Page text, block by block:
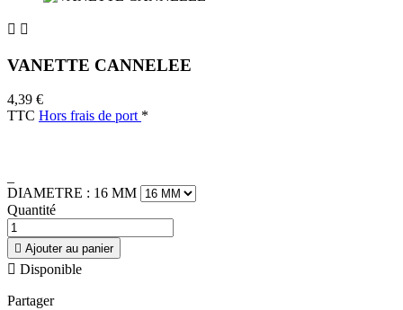
 
VANETTE CANNELEE
4,39 €
TTC Hors frais de port *
DIAMETRE : 16 MM
Quantité
 Ajouter au panier
 Disponible
Partager